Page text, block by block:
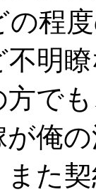
程
明
で
俺
た